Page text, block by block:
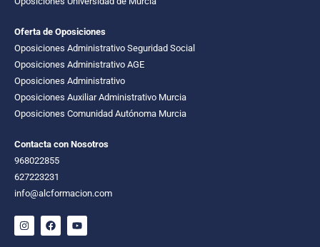
Oferta de Oposiciones
Oposiciones Administrativo Seguridad Social
Oposiciones Administrativo AGE
Oposiciones Administrativo
Oposiciones Auxiliar Administrativo Murcia
Oposiciones Comunidad Autónoma Murcia
Contacta con Nosotros
968022855
627223231
info@alcformacion.com